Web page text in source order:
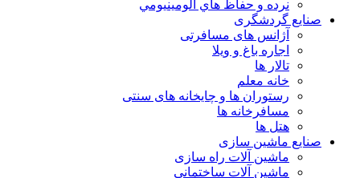
نرده و حفاظ هاي آلومينيومي
صنایع گردشگری
آژانس های مسافرتی
اجاره باغ و ویلا
تالار ها
خانه معلم
رستوران ها و چایخانه های سنتی
مسافرخانه ها
هتل ها
صنایع ماشین سازی
ماشین آلات راه سازی
ماشین آلات ساختمانی